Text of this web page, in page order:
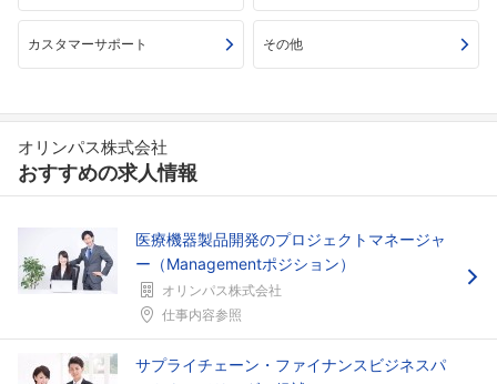
カスタマーサポート その他
オリンパス株式会社
おすすめの求人情報
医療機器製品開発のプロジェクトマネージャ
ー（Managementポジション）
オリンパス株式会社
仕事内容参照
サプライチェーン・ファイナンスビジネスパ